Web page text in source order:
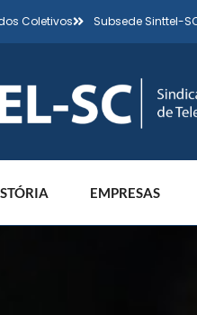
Coletivos Subsede Sinttel-
EMPRESAS